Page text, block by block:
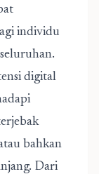
individu
digital
bahkan
Dari